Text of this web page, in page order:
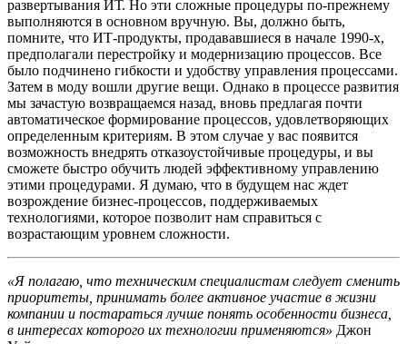
развертывания ИТ. Но эти сложные процедуры по-прежнему
выполняются в основном вручную. Вы, должно быть,
помните, что ИТ-продукты, продававшиеся в начале 1990-х,
предполагали перестройку и модернизацию процессов. Все
было подчинено гибкости и удобству управления процессами.
Затем в моду вошли другие вещи. Однако в процессе развития
мы зачастую возвращаемся назад, вновь предлагая почти
автоматическое формирование процессов, удовлетворяющих
определенным критериям. В этом случае у вас появится
возможность внедрять отказоустойчивые процедуры, и вы
сможете быстро обучить людей эффективному управлению
этими процедурами. Я думаю, что в будущем нас ждет
возрождение бизнес-процессов, поддерживаемых
технологиями, которое позволит нам справиться с
возрастающим уровнем сложности.
«Я полагаю, что техническим специалистам следует сменить
приоритеты, принимать более активное участие в жизни
компании и постараться лучше понять особенности бизнеса,
в интересах которого их технологии применяются» Джон